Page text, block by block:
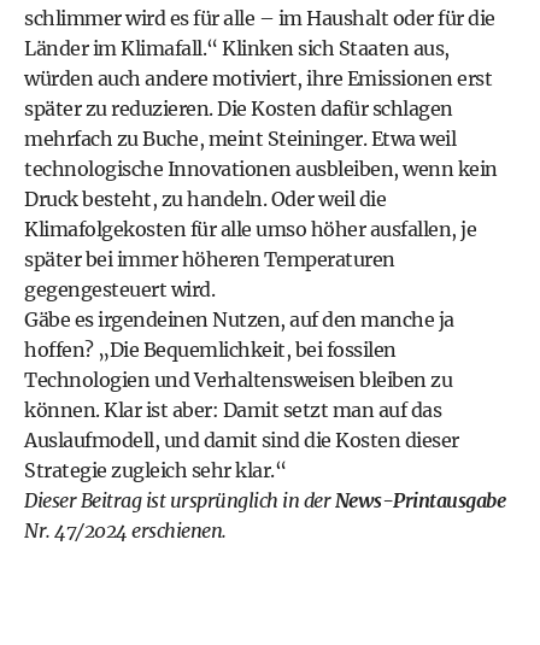
schlimmer wird es für alle – im Haushalt oder für die
Länder im Klimafall.“ Klinken sich Staaten aus,
würden auch andere motiviert, ihre Emissionen erst
später zu reduzieren. Die Kosten dafür schlagen
mehrfach zu Buche, meint Steininger. Etwa weil
technologische Innovationen ausbleiben, wenn kein
Druck besteht, zu handeln. Oder weil die
Klimafolgekosten für alle umso höher ausfallen, je
später bei ­immer höheren Temperaturen
gegengesteuert wird.
Gäbe es irgendeinen Nutzen, auf den manche ja
hoffen? „Die Bequemlichkeit, bei fossilen
Technologien und Verhaltensweisen bleiben zu
können. Klar ist aber: Damit setzt man auf das
Auslaufmodell, und damit sind die Kosten dieser
Strategie zugleich sehr klar.“
Dieser Beitrag ist ursprünglich in derNews-Printausgabe
Nr. 47/2024 erschienen.